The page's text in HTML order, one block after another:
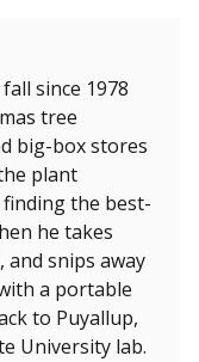
since 1978
tree
big-box stores
plant
the best-
he takes
snips away
a portable
to Puyallup,
University lab.